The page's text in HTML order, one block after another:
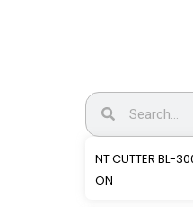
NT CUTTER BL-
ON